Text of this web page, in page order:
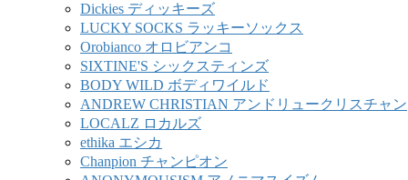
Dickies ディッキーズ
LUCKY SOCKS ラッキーソックス
Orobianco オロビアンコ
SIXTINE'S シックスティンズ
BODY WILD ボディワイルド
ANDREW CHRISTIAN アンドリュークリスチャン
LOCALZ ロカルズ
ethika エシカ
Chanpion チャンピオン